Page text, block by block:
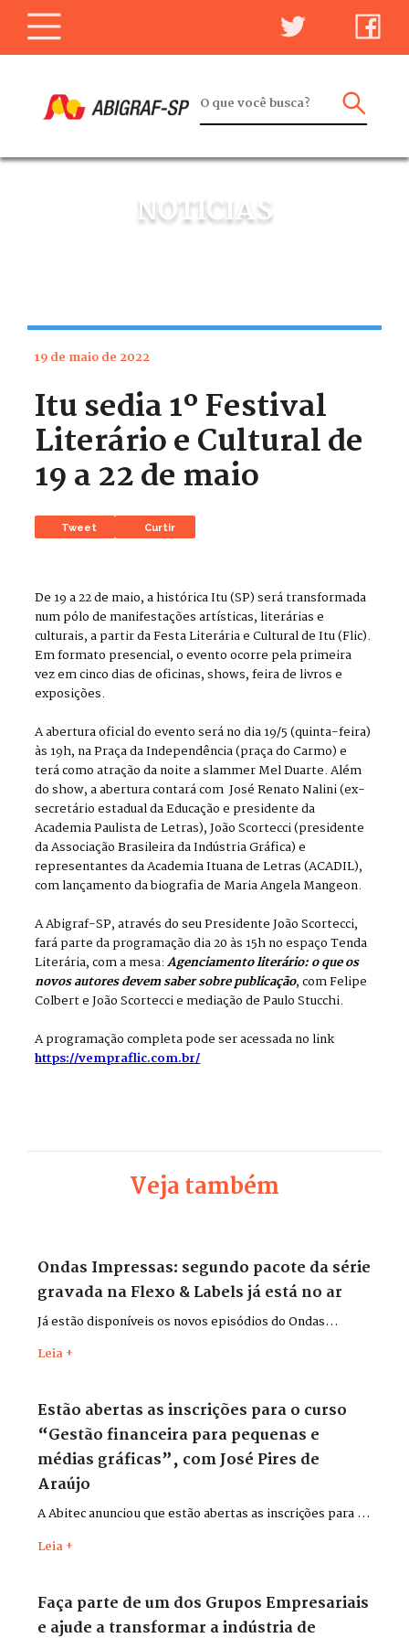
NOTÍCIAS
19 de maio de 2022
Itu sedia 1º Festival
Literário e Cultural de
19 a 22 de maio
Tweet Curtir
De 19 a 22 de maio, a histórica Itu (SP) será transformada
num pólo de manifestações artísticas, literárias e
culturais, a partir da Festa Literária e Cultural de Itu (Flic).
Em formato presencial, o evento ocorre pela primeira
vez em cinco dias de oficinas, shows, feira de livros e
exposições.
A abertura oficial do evento será no dia 19/5 (quinta-feira)
às 19h, na Praça da Independência (praça do Carmo) e
terá como atração da noite a slammer Mel Duarte. Além
do show, a abertura contará com José Renato Nalini (ex-
secretário estadual da Educação e presidente da
Academia Paulista de Letras), João Scortecci (presidente
da Associação Brasileira da Indústria Gráfica) e
representantes da Academia Ituana de Letras (ACADIL),
com lançamento da biografia de Maria Angela Mangeon.
A Abigraf-SP, através do seu Presidente João Scortecci,
fará parte da programação dia 20 às 15h no espaço Tenda
Literária, com a mesa:Agenciamento literário: o que os
novos autores devem saber sobre publicação, com Felipe
Colbert e João Scortecci e mediação de Paulo Stucchi.
A programação completa pode ser acessada no link
https://vempraflic.com.br/
Veja também
Ondas Impressas: segundo pacote da série
gravada na Flexo & Labels já está no ar
Já estão disponíveis os novos episódios do Ondas
Pack 2026, que aconteceu entre os dias 26 e 29 de maio,
Leia +
Estão abertas as inscrições para o curso
“Gestão financeira para pequenas e
médias gráficas”, com José Pires de
Araújo
A Abitec anunciou que estão abertas as inscrições para o
gráficas”, com o consultor José Pires de Araújo.
Leia +
Faça parte de um dos Grupos Empresariais
e ajude a transformar a indústria de